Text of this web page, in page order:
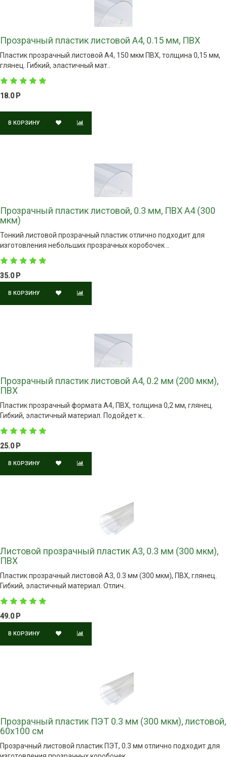
Прозрачный пластик листовой А4, 0.15 мм, ПВХ
Пластик прозрачный листовой А4, 150 мкм ПВХ, толщина 0,15 мм,
глянец. Гибкий, эластичный мат..
18.0 Р
В КОРЗИНУ
Прозрачный пластик листовой, 0.3 мм, ПВХ А4 (300
мкм)
Тонкий листовой прозрачный пластик отлично подходит для
изготовления небольших прозрачных коробочек ..
35.0 Р
В КОРЗИНУ
Прозрачный пластик листовой A4, 0.2 мм (200 мкм),
ПВХ
Пластик прозрачный формата A4, ПВХ, толщина 0,2 мм, глянец.
Гибкий, эластичный материал. Подойдет к..
25.0 Р
В КОРЗИНУ
Листовой прозрачный пластик А3, 0.3 мм (300 мкм),
ПВХ
Пластик прозрачный листовой А3, 0.3 мм (300 мкм), ПВХ, глянец.
Гибкий, эластичный материал. Отлич..
49.0 Р
В КОРЗИНУ
Прозрачный пластик ПЭТ 0.3 мм (300 мкм), листовой,
60х100 см
Прозрачный листовой пластик ПЭТ, 0.3 мм отлично подходит для